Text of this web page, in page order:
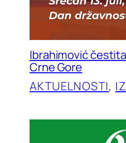
Ibrahimović
Crne Gore
AKTUELNOSTI,